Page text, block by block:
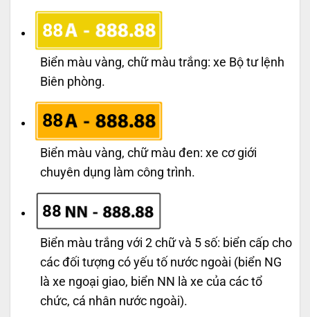
88
Biển màu vàng, chữ màu trắng: xe Bộ tư lệnh
Biên phòng.
88
Biển màu vàng, chữ màu đen: xe cơ giới
chuyên dụng làm công trình.
88
Biển màu trắng với 2 chữ và 5 số: biển cấp cho
các đối tượng có yếu tố nước ngoài (biển NG
là xe ngoại giao, biển NN là xe của các tổ
chức, cá nhân nước ngoài).